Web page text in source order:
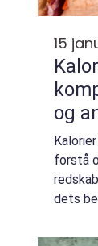
15
og
forstå
dets
man